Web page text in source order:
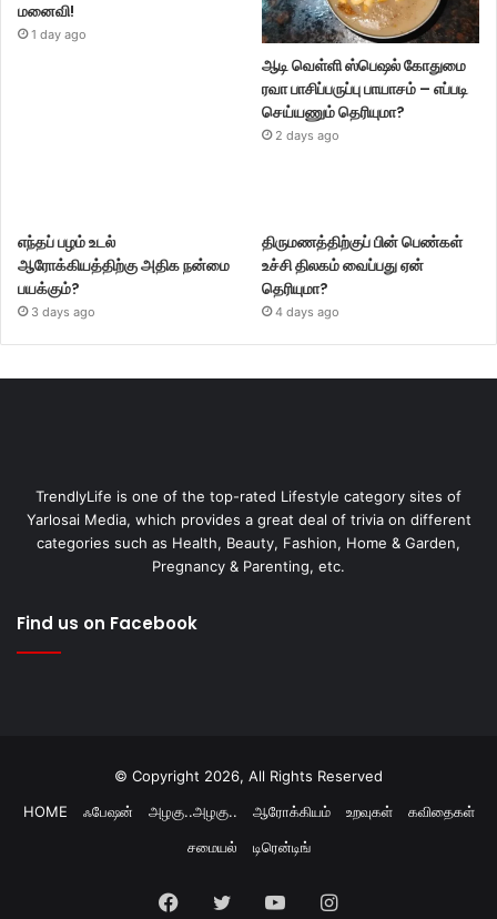
மனைவி!
1 day ago
ஆடி வெள்ளி ஸ்பெஷல் கோதுமை
ரவா பாசிப்பருப்பு பாயாசம் – எப்படி
செய்யணும் தெரியுமா?
2 days ago
எந்தப் பழம் உடல்
ஆரோக்கியத்திற்கு அதிக நன்மை
பயக்கும்?
3 days ago
திருமணத்திற்குப் பின் பெண்கள்
உச்சி திலகம் வைப்பது ஏன்
தெரியுமா?
4 days ago
TrendlyLife is one of the top-rated Lifestyle category sites of
Yarlosai Media, which provides a great deal of trivia on different
categories such as Health, Beauty, Fashion, Home & Garden,
Pregnancy & Parenting, etc.
Find us on Facebook
© Copyright 2026, All Rights Reserved
HOME
ஃபேஷன் அழகு..அழகு.. ஆரோக்கியம் உறவுகள்
கவிதைகள்
சமையல்
டிரென்டிங்
Facebook
TwitterYouTubeInstagram